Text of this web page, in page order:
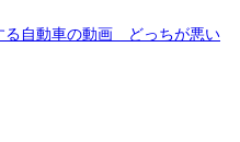
る自動車の動画 どっちが悪い